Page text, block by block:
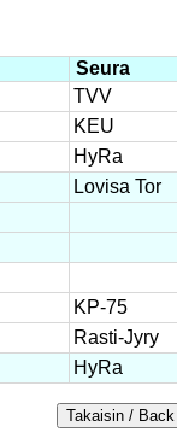
Seura
TVV
KEU
HyRa
Lovisa Tor
KP-75
Rasti-Jyry
HyRa